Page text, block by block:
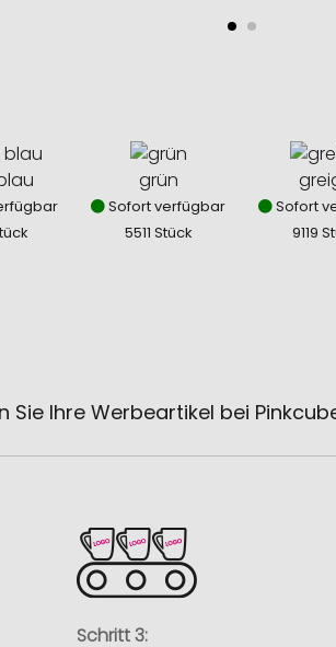
grün
Sofort verfügbar
5511 Stück
Sofort
9119
Sie Ihre Werbeartikel bei
Schritt 3: